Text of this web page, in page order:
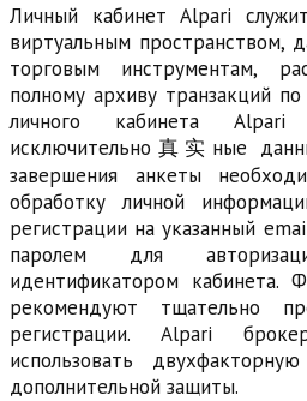
Личный кабинет Alpari
виртуальным
торговым инструментам,
полному архиву транзакций
личного кабинета Alpari
исключительно真实ные
завершения анкеты
обработку личной
регистрации на указанный
паролем для
идентификатором кабинета.
рекомендуют тщательно
регистрации. Alpari
использовать
дополнительной защиты.